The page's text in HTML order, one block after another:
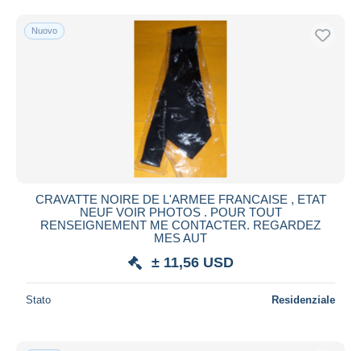
Nuovo
CRAVATTE NOIRE DE L'ARMEE FRANCAISE , ETAT
NEUF VOIR PHOTOS . POUR TOUT
RENSEIGNEMENT ME CONTACTER. REGARDEZ
MES AUT
± 11,56 USD
Stato Residenziale